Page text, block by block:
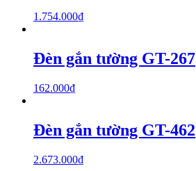
1.754.000₫
Đèn gắn tường GT-267
162.000₫
Đèn gắn tường GT-462
2.673.000₫